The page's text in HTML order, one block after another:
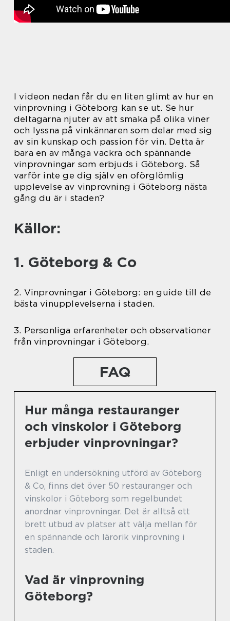
I videon nedan får du en liten glimt av hur en
vinprovning i Göteborg kan se ut. Se hur
deltagarna njuter av att smaka på olika viner
och lyssna på vinkännaren som delar med sig
av sin kunskap och passion för vin. Detta är
bara en av många vackra och spännande
vinprovningar som erbjuds i Göteborg. Så
varför inte ge dig själv en oförglömlig
upplevelse av vinprovning i Göteborg nästa
gång du är i staden?
Källor:
1. Göteborg & Co
2. Vinprovningar i Göteborg: en guide till de
bästa vinupplevelserna i staden.
3. Personliga erfarenheter och observationer
från vinprovningar i Göteborg.
FAQ
Hur många restauranger
och vinskolor i Göteborg
erbjuder vinprovningar?
Enligt en undersökning utförd av Göteborg
& Co, finns det över 50 restauranger och
vinskolor i Göteborg som regelbundet
anordnar vinprovningar. Det är alltså ett
brett utbud av platser att välja mellan för
en spännande och lärorik vinprovning i
staden.
Vad är vinprovning
Göteborg?